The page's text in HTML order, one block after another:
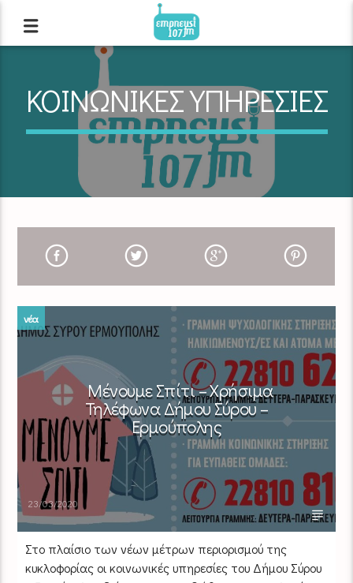
ΚΟΙΝΩΝΙΚΕΣ ΥΠΗΡΕΣΙΕΣ
νέα
Μένουμε Σπίτι – Χρήσιμα
Τηλέφωνα Δήμου Σύρου –
Ερμούπολης
23/03/2020
Στο πλαίσιο των νέων μέτρων περιορισμού της
κυκλοφορίας οι κοινωνικές υπηρεσίες του Δήμου Σύρου